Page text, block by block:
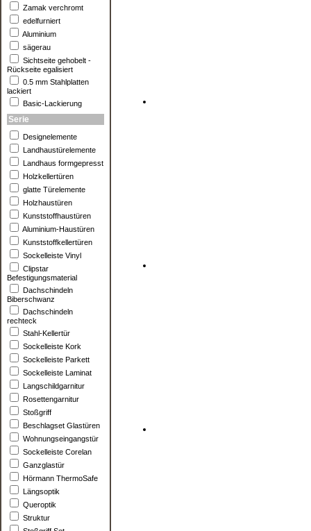
Zamak verchromt
edelfurniert
Aluminium
sägerau
Sichtseite gehobelt -
Rückseite egalisiert
0.5 mm Stahlplatten
lackiert
Basic-Lackierung
Serie
Designelemente
Landhaustürelemente
Landhaus formgepresst
Holzkellertüren
glatte Türelemente
Holzhaustüren
Kunststoffhaustüren
Aluminium-Haustüren
Kunststoffkellertüren
Sockelleiste Vinyl
Clipstar
Befestigungsmaterial
Dachschindeln
Biberschwanz
Dachschindeln
rechteck
Stahl-Kellertür
Sockelleiste Kork
Sockelleiste Parkett
Sockelleiste Laminat
Langschildgarnitur
Rosettengarnitur
Stoßgriff
Beschlagset Glastüren
Wohnungseingangstür
Sockelleiste Corelan
Ganzglastür
Hörmann ThermoSafe
Längsoptik
Queroptik
Struktur